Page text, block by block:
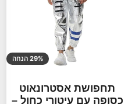
29% הנחה
תחפושת אסטרונאוט
כסופה עם עיטורי כחול –